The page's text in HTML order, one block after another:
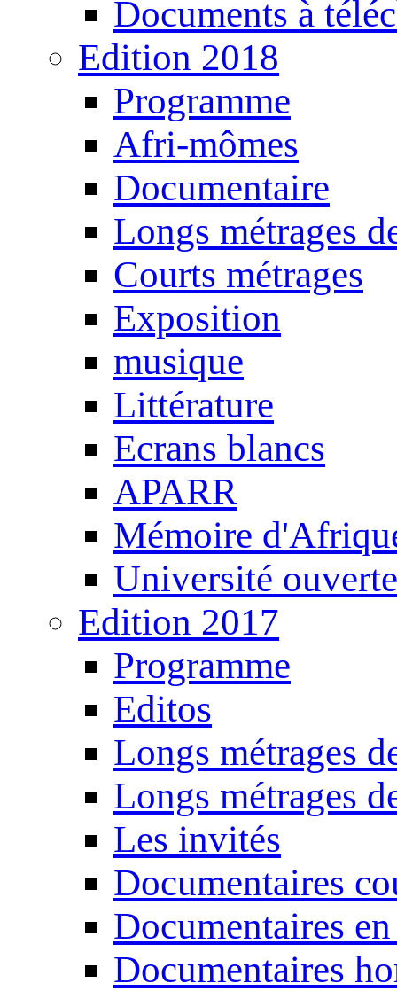
Documents à
Edition 2018
Programme
Afri-mômes
Documentaire
Longs métrages
Courts métrages
Exposition
musique
Littérature
Ecrans blancs
APARR
Mémoire
Université ouverte
Edition 2017
Programme
Editos
Longs métrages
Longs métrages
Les invités
Documentaires
Documentaires
Documentaires